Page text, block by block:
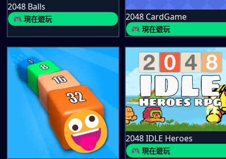
2048 Balls
🎮 現在遊玩 2048 CardGame
🎮 現在遊玩
2048 IDLE Heroes
🎮 現在遊玩